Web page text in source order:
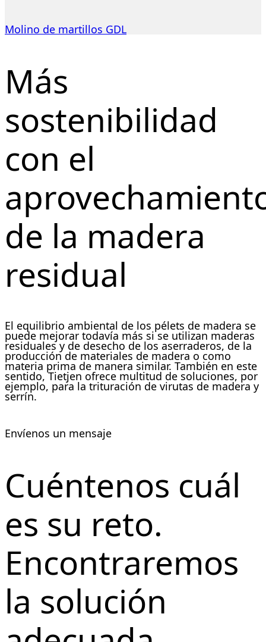
Molino de martillos GDL
Más
sostenibilidad
con el
de la madera
residual
El equilibrio ambiental de los pélets de madera se
puede mejorar todavía más si se utilizan maderas
residuales y de desecho de los aserraderos, de la
producción de materiales de madera o como
materia prima de manera similar. También en este
sentido, Tietjen ofrece multitud de soluciones, por
ejemplo, para la trituración de virutas de madera y
serrín.
Envíenos un mensaje
Cuéntenos cuál
es su reto.
Encontraremos
la solución